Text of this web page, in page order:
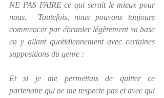
NE PAS FAIRE ce qui serait le mieux pour
nous.  Toutefois, nous pouvons toujours
commencer par ébranler légèrement sa base
en y allant quotidiennement avec certaines
suppositions du genre :
Et si je me permettais de quitter ce
partenaire qui ne me respecte pas et avec qui